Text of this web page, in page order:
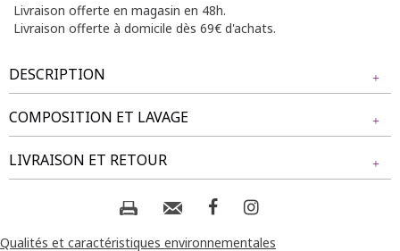
Livraison offerte en magasin en 48h.
Livraison offerte à domicile dès 69€ d'achats.
DESCRIPTION
Pantalon de ville uni à taille haute élastique. Coupe large
avec une longueur longue. Deux boutons décoratifs à l'avant.
2 fausses poches latérales. Tissu texturé.
Notre mannequin Delia mesure 1m71 et porte un pantalon
COMPOSITION ET LAVAGE
Tissu principal : 100% POLYESTER
Composition et lavage :
LIVRAISON ET RETOUR
NOS MODES DE LIVRAISON
Livraison Magasin :
Qualités et caractéristiques environnementales